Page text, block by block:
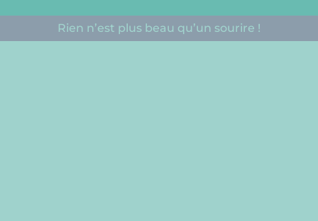
Rien n’est plus beau qu’un sourire !